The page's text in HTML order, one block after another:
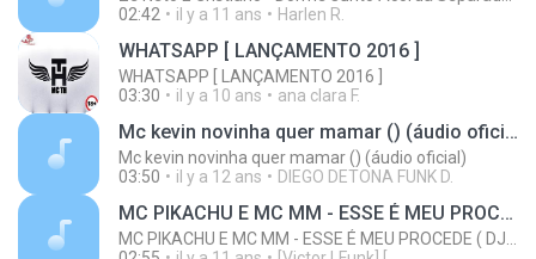
02:42
il y a 11 ans Harlen R.
WHATSAPP [ LANÇAMENTO 2016 ]
WHATSAPP [ LANÇAMENTO 2016 ]
03:30
il y a 10 ans ana clara F.
Mc kevin novinha quer mamar () (áudio oficial)
Mc kevin novinha quer mamar () (áudio oficial)
03:50
il y a 12 ans DIEGO DETONA FUNK D.
MC PIKACHU E MC MM - ESSE É MEU PROCEDE ( DJ CARLINHOS DA S.R )